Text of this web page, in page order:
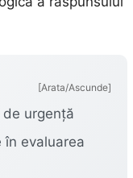
[Arata/Ascunde]
urgență
evaluarea